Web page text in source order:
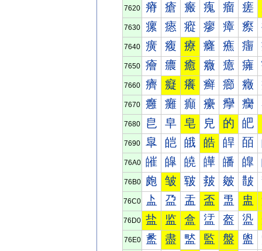
7620 瘠 瘡 瘢 瘣 瘤 瘥
7630 瘰 瘱 瘲 瘳 瘴 瘵
7640 癀 癁 療 癃 癄 癅
7650 癐 癑 癒 癓 癔 癕
7660 癠 癡 癢 癣 癤 癥
7670 癰 癱 癲 癳 癴 癵
7680 皀 皁 皂 皃 的 皅
7690 皐 皑 皒 皓 皔 皕
76A0 皠 皡 皢 皣 皤 皥
76B0 皰 皱 皲 皳 皴 皵
76C0 盀 盁 盂 盃 盄 盅
76D0 盐 监 盒 盓 盔 盕
76E0 盠 盡 盢 監 盤 盥